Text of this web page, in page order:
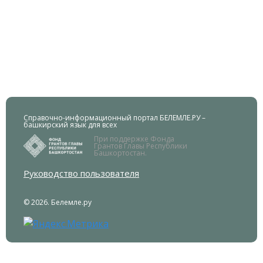
Справочно-информационный портал БЕЛЕМЛЕ.РУ –
башкирский язык для всех
При поддержке Фонда
Грантов Главы Республики
Башкортостан.
Руководство пользователя
© 2026. Белемле.ру